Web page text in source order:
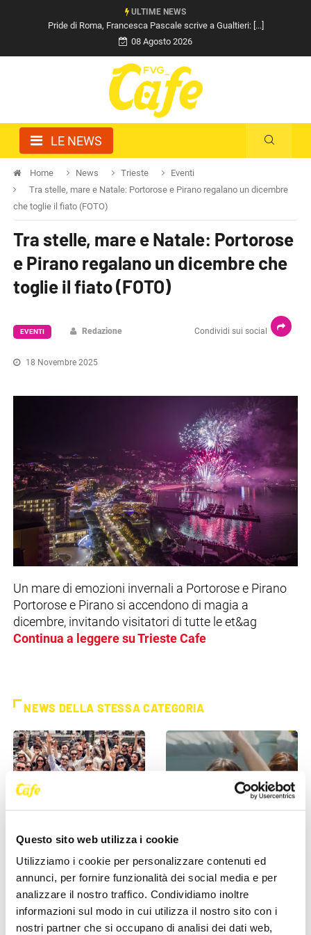
Questo sito web utilizza i cookie
Utilizziamo i cookie per personalizzare contenuti ed
annunci, per fornire funzionalità dei social media e per
analizzare il nostro traffico. Condividiamo inoltre
informazioni sul modo in cui utilizza il nostro sito con i
nostri partner che si occupano di analisi dei dati web,
ULTIME NEWS
Pride di Roma, Francesca Pascale scrive a Gualtieri: [...]
08 Agosto 2026
LE NEWS
Home News Trieste
Eventi
Tra stelle, mare e Natale: Portorose e Pirano regalano un dicembre
che toglie il fiato (FOTO)
Tra stelle, mare e Natale: Portorose
e Pirano regalano un dicembre che
toglie il fiato (FOTO)
Condividi sui social
EVENTI Redazione
18 Novembre 2025
Un mare di emozioni invernali a Portorose e Pirano
Portorose e Pirano si accendono di magia a
dicembre, invitando visitatori di tutte le et&ag
Continua a leggere su Trieste Cafe
NEWS DELLA STESSA CATEGORIA
EVENTI
Trieste si sveglia a ritmo di
musica: domenica torna il
Morning Club in piazza [...]
27 Maggio 2026
Clara porta il suo pop tra le
mura della storia: l’11 luglio il
concerto al [...]
27 Maggio 2026